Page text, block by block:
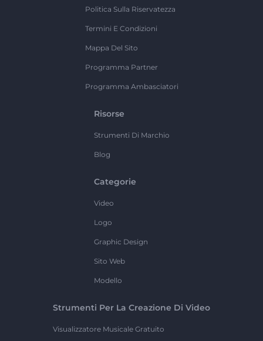
Politica Sulla Riservatezza
Termini E Condizioni
Mappa Del Sito
Programma Partner
Programma Ambasciatori
Risorse
Strumenti Di Marchio
Blog
Categorie
Video
Logo
Graphic Design
Sito Web
Modello
Strumenti Per La Creazione Di Video
Visualizzatore Musicale Gratuito